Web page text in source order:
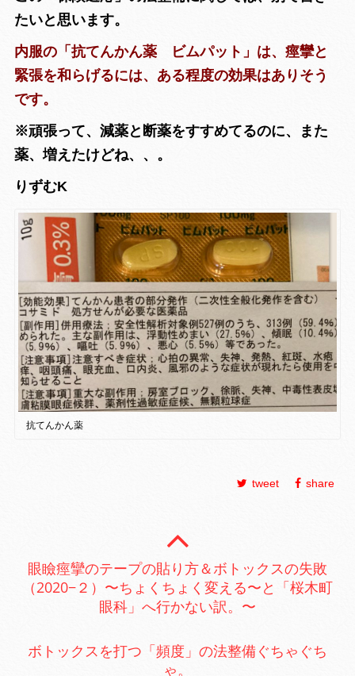
たいと思います。
内服の「抗てんかん薬 ビムパット」は、痙攣と
緊張を和らげるには、ある程度の効果はありそう
です。
※頑張って、減薬と断薬をすすめてるのに、また
薬、増えたけどね、、。
りずむK
抗てんかん薬
tweet share
眼瞼痙攣のテープの貼り方＆ボトックスの失敗
（2020−２）〜ちょくちょく変える〜と「桜木町
眼科」へ行かない訳。〜
ボトックスを打つ「頻度」の法整備ぐちゃぐち
ゃ。